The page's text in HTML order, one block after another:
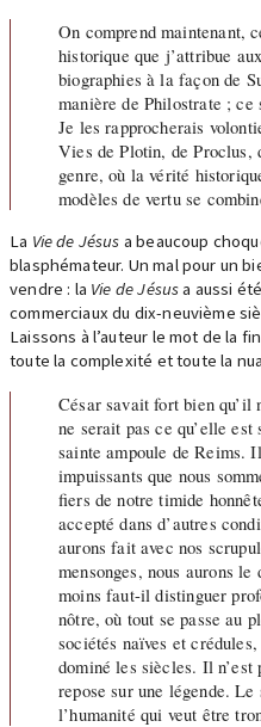
On comprend maintenant,
historique que j’attribue
biographies à la façon de
manière de Philostrate ; ce
Je les rapprocherais
Vies de Plotin, de Proclus,
genre, où la vérité
modèles de vertu se
La Vie de Jésus a beaucoup
blasphémateur. Un mal pour un
vendre : la Vie de Jésusa aussi
commerciaux du dix-neuvième
Laissons à l’auteur le mot de la
toute la complexité et toute la
César savait fort bien qu’il
ne serait pas ce qu’elle
sainte ampoule de Reims.
impuissants que nous
fiers de notre timide
accepté dans d’autres
aurons fait avec nos
mensonges, nous aurons
moins faut-il distinguer
nôtre, où tout se passe au
sociétés naïves et
dominé les siècles. Il n’est
repose sur une légende.
l’humanité qui veut être